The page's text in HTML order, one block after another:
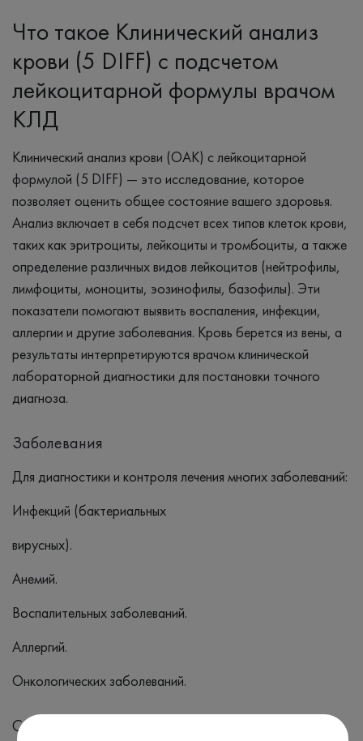
Что такое Клинический анализ
крови (5 DIFF) с подсчетом
лейкоцитарной формулы врачом
КЛД
Клинический анализ крови (ОАК) с лейкоцитарной
формулой (5 DIFF) — это исследование, которое
позволяет оценить общее состояние вашего здоровья.
Анализ включает в себя подсчет всех типов клеток крови,
таких как эритроциты, лейкоциты и тромбоциты, а также
определение различных видов лейкоцитов (нейтрофилы,
лимфоциты, моноциты, эозинофилы, базофилы). Эти
показатели помогают выявить воспаления, инфекции,
аллергии и другие заболевания. Кровь берется из вены, а
результаты интерпретируются врачом клинической
лабораторной диагностики для постановки точного
диагноза.
Заболевания
Для диагностики и контроля лечения многих заболеваний:
Инфекций (бактериальных
вирусных).
Анемий.
Воспалительных заболеваний.
Аллергий.
Онкологических заболеваний.
Симптомы